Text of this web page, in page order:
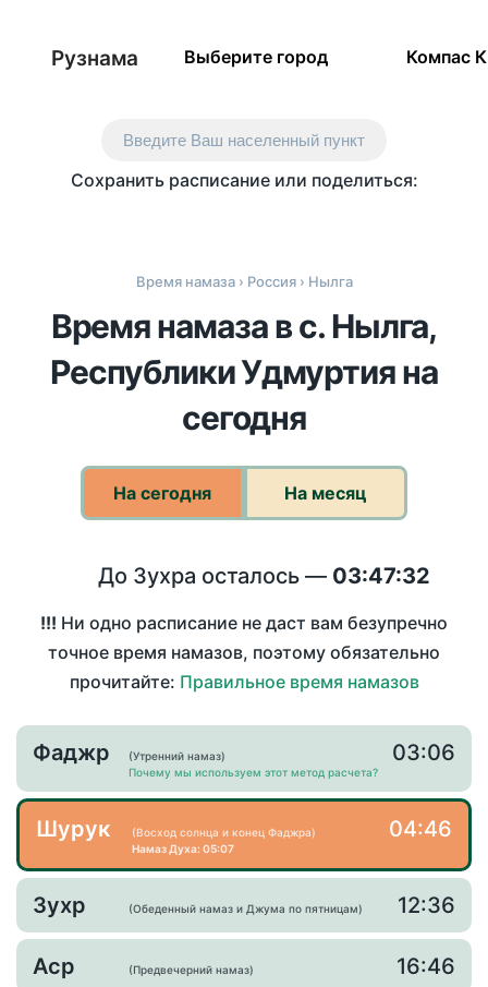
Рузнама Выберите город Компас
Введите Ваш населенный пункт
Сохранить расписание или поделиться:
Время намаза› Россия› Нылга
Время намаза в с. Нылга,
Республики Удмуртия на
сегодня
На сегодня На месяц
До Зухра осталось — 03:47:32
!!! Ни одно расписание не даст вам безупречно
точное время намазов, поэтому обязательно
прочитайте: Правильное время намазов
Фаджр
(Утренний намаз)
Почему мы используем этот метод расчета?
03:06
Шурук
(Восход солнца и конец Фаджра)
Намаз Духа: 05:07
04:46
Зухр (Обеденный намаз и Джума по пятницам) 12:36
Аср (Предвечерний намаз) 16:46